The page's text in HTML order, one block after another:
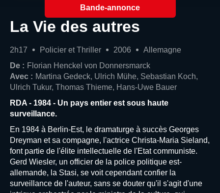
Bande-annonce
La Vie des autres
2h17 Policier et Thriller 2006
Allemagne
De : Florian Henckel von Donnersmarck
Avec : Martina Gedeck, Ulrich Mühe, Sebastian Koch,
Ulrich Tukur, Thomas Thieme, Hans-Uwe Bauer
RDA - 1984 - Un pays entier est sous haute
surveillance.
En 1984 à Berlin-Est, le dramaturge à succès Georges
Dreyman et sa compagne, l'actrice Christa-Maria Sieland,
font partie de l'élite intellectuelle de l'Etat communiste.
Gerd Wiesler, un officier de la police politique est-
allemande, la Stasi, se voit cependant confier la
surveillance de l'auteur, sans se douter qu'il s'agit d'une